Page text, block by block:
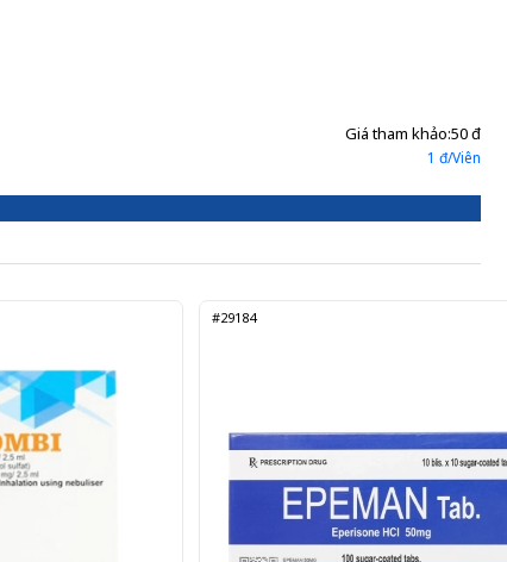
Giá tham khảo:50 đ
1 đ/Viên
#29184